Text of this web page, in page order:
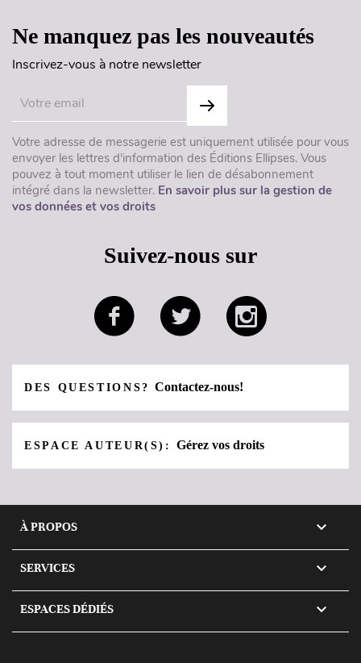
Ne manquez pas les nouveautés
Inscrivez-vous à notre newsletter
Votre adresse de messagerie est uniquement utilisée pour vous
envoyer les lettres d'information des Éditions Ellipses. Vous
pouvez à tout moment utiliser le lien de désabonnement
intégré dans la newsletter. En savoir plus sur la gestion de
vos données et vos droits
Suivez-nous sur
DES QUESTIONS?Contactez-nous!
ESPACE AUTEUR(S):Gérez vos droits
À PROPOS 
SERVICES 
ESPACES DÉDIÉS 